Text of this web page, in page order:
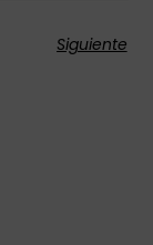
Siguiente